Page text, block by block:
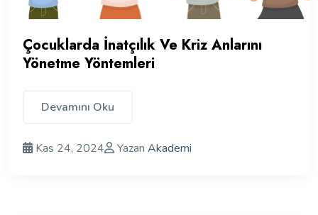
Çocuklarda İnatçılık Ve Kriz Anlarını
Yönetme Yöntemleri
Devamını Oku
Kas 24, 2024 Yazan Akademi